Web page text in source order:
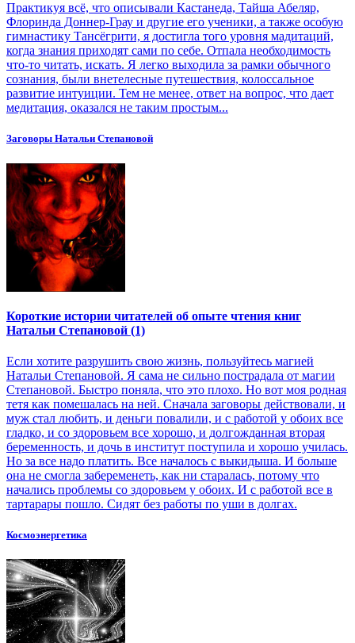
Практикуя всё, что описывали Кастанеда, Тайша Абеляр,
Флоринда Доннер-Грау и другие его ученики, а также особую
гимнастику Тансёгрити, я достигла того уровня мадитаций,
когда знания приходят сами по себе. Отпала необходимость
что-то читать, искать. Я легко выходила за рамки обычного
сознания, были внетелесные путешествия, колоссальное
развитие интуиции. Тем не менее, ответ на вопрос, что дает
медитация, оказался не таким простым...
Заговоры Натальи Степановой
Короткие истории читателей об опыте чтения книг
Натальи Степановой (1)
Если хотите разрушить свою жизнь, пользуйтесь магией
Натальи Степановой. Я сама не сильно пострадала от магии
Степановой. Быстро поняла, что это плохо. Но вот моя родная
тетя как помешалась на ней. Сначала заговоры действовали, и
муж стал любить, и деньги повалили, и с работой у обоих все
гладко, и со здоровьем все хорошо, и долгожданная вторая
беременность, и дочь в институт поступила и хорошо училась.
Но за все надо платить. Все началось с выкидыша. И больше
она не смогла забеременеть, как ни старалась, потому что
начались проблемы со здоровьем у обоих. И с работой все в
тартарары пошло. Сидят без работы по уши в долгах.
Космоэнергетика